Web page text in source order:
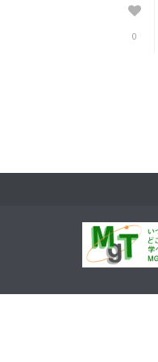
0